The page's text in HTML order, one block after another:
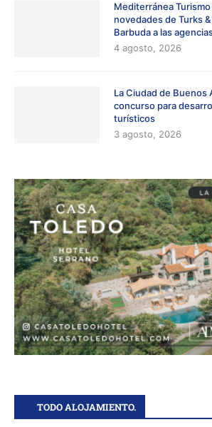
Mediterránea
novedades de Turks
Barbuda a las
4 agosto, 2026
La Ciudad de Buenos
concurso para
turísticos
3 agosto, 2026
TODO ALOJAMIENTO.